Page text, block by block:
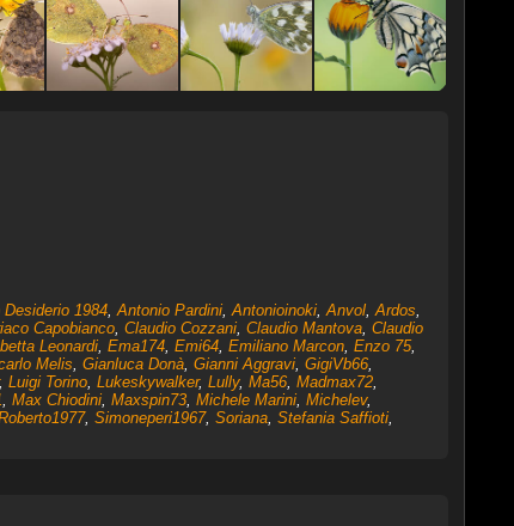
1984, Antonio Pardini, Antonioinoki, Anvol, Ardos
Capobianco, Claudio Cozzani, Claudio Mantova, Claudio
Leonardi, Ema174, Emi64, Emiliano Marcon, Enzo 75,
Melis Gianluca Donà, Gianni Aggravi, GigiVb66,
Luigi Torino, Lukeskywalker, Lully, Ma56, Madmax72,
Max Chiodini, Maxspin73, Michele Marini, Michelev,
, Simoneperi1967, Soriana, Stefania Saffioti,